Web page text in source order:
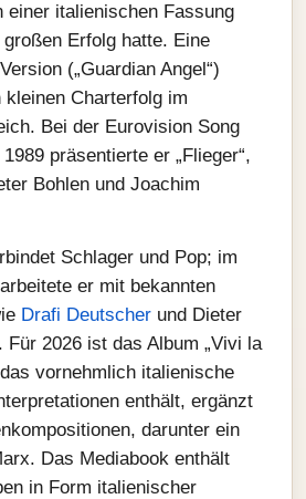
einer italienischen Fassung
Erfolg hatte. Eine
(„Guardian Angel“)
Charterfolg im
Bei der Eurovision Song
präsentierte er „Flieger“,
Bohlen und Joachim
Schlager und Pop; im
er mit bekannten
Drafi Deutscher und Dieter
Für 2026 ist das Album „Vivi la
vornehmlich italienische
enthält, ergänzt
darunter ein
Das Mediabook enthält
in Form italienischer